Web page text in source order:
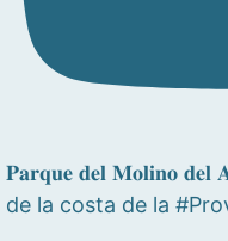
𝐏𝐚𝐫𝐪𝐮𝐞 𝐝𝐞𝐥 𝐌𝐨𝐥𝐢𝐧𝐨
de la costa de la